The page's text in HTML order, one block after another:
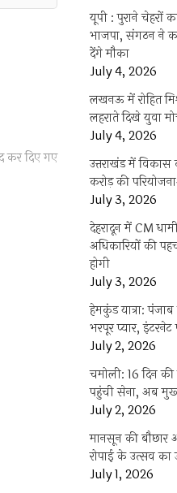
कर दिए गए
यूपी : पुराने चेहरों
भाजपा, संगठन ने
देंगे मौका
July 4, 2026
लखनऊ में रोहित
लहराते दिखे युवा
July 4, 2026
उत्तराखंड में
करोड़ की
July 3, 2026
देहरादून में CM
अधिकारियों की
होगी
July 3, 2026
हेमकुंड यात्रा:
भरपूर प्यार,
July 2, 2026
चमोली: 16 दिन
पहुंची सेना, अब
July 2, 2026
मानसून की बौछार
रोपाई के उत्सव का
July 1, 2026